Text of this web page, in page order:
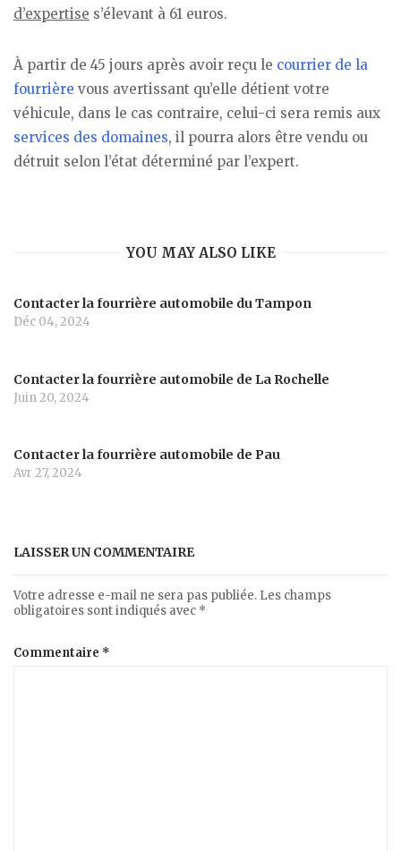
d’expertise s’élevant à 61 euros.
À partir de 45 jours après avoir reçu le courrier de la
fourrière vous avertissant qu’elle détient votre
véhicule, dans le cas contraire, celui-ci sera remis aux
services des domaines, il pourra alors être vendu ou
détruit selon l’état déterminé par l’expert.
YOU MAY ALSO LIKE
Contacter la fourrière automobile du Tampon
Déc 04, 2024
Contacter la fourrière automobile de La Rochelle
Juin 20, 2024
Contacter la fourrière automobile de Pau
Avr 27, 2024
LAISSER UN COMMENTAIRE
Votre adresse e-mail ne sera pas publiée. Les champs
obligatoires sont indiqués avec *
Commentaire *